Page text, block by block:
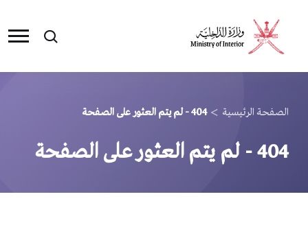
الصفحة الرئيسية >
404- لم يتم العثور على الصفحة
404- لم يتم العثور على الصفحة